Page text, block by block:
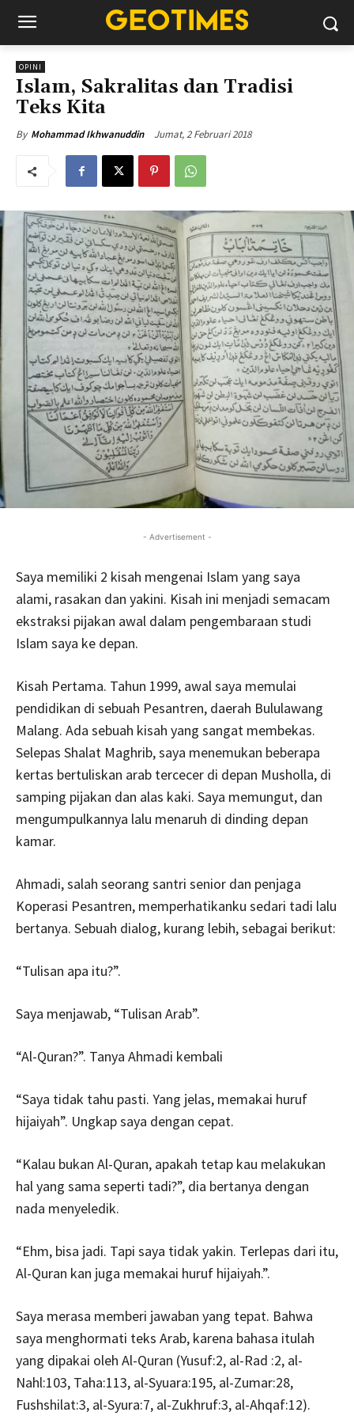
OPINI
Islam, Sakralitas dan Tradisi
Teks Kita
By Mohammad Ikhwanuddin Jumat, 2 Februari 2018
- Advertisement -
Saya memiliki 2 kisah mengenai Islam yang saya
alami, rasakan dan yakini. Kisah ini menjadi semacam
ekstraksi pijakan awal dalam pengembaraan studi
Islam saya ke depan.
Kisah Pertama. Tahun 1999, awal saya memulai
pendidikan di sebuah Pesantren, daerah Bululawang
Malang. Ada sebuah kisah yang sangat membekas.
Selepas Shalat Maghrib, saya menemukan beberapa
kertas bertuliskan arab tercecer di depan Musholla, di
samping pijakan dan alas kaki. Saya memungut, dan
mengumpulkannya lalu menaruh di dinding depan
kamar.
Ahmadi, salah seorang santri senior dan penjaga
Koperasi Pesantren, memperhatikanku sedari tadi lalu
bertanya. Sebuah dialog, kurang lebih, sebagai berikut:
“Tulisan apa itu?”.
Saya menjawab, “Tulisan Arab”.
“Al-Quran?”. Tanya Ahmadi kembali
“Saya tidak tahu pasti. Yang jelas, memakai huruf
hijaiyah”. Ungkap saya dengan cepat.
“Kalau bukan Al-Quran, apakah tetap kau melakukan
hal yang sama seperti tadi?”, dia bertanya dengan
nada menyeledik.
“Ehm, bisa jadi. Tapi saya tidak yakin. Terlepas dari itu,
Al-Quran kan juga memakai huruf hijaiyah.”.
Saya merasa memberi jawaban yang tepat. Bahwa
saya menghormati teks Arab, karena bahasa itulah
yang dipakai oleh Al-Quran (Yusuf:2, al-Rad :2, al-
Nahl:103, Taha:113, al-Syuara:195, al-Zumar:28,
Fushshilat:3, al-Syura:7, al-Zukhruf:3, al-Ahqaf:12).